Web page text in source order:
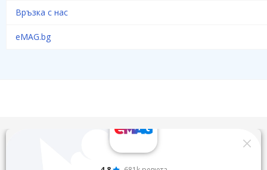
Връзка с нас
eMAG.bg